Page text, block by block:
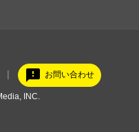
feedback お問い合わせ
INC.